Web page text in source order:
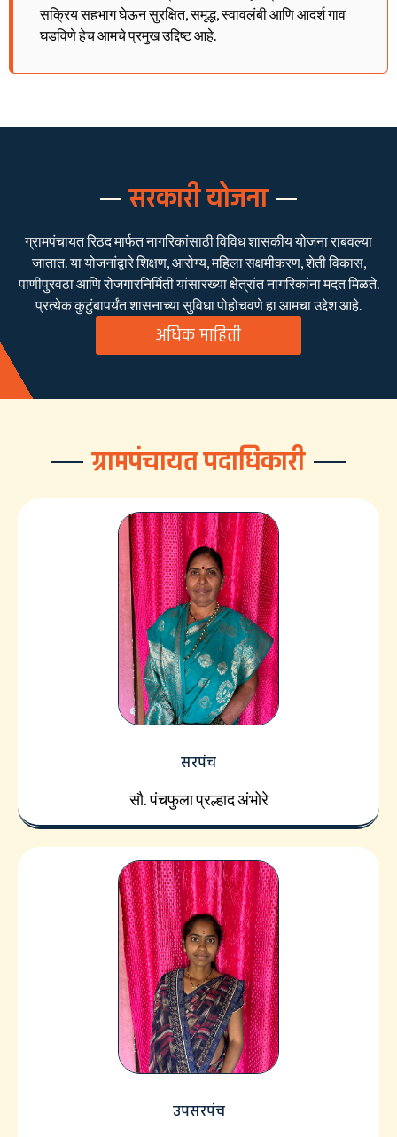
सक्रिय सहभाग घेऊन सुरक्षित, समृद्ध, स्वावलंबी आणि आदर्श गाव
घडविणे हेच आमचे प्रमुख उद्दिष्ट आहे.
सरकारी योजना
ग्रामपंचायत रिठद मार्फत नागरिकांसाठी विविध शासकीय योजना राबवल्या
जातात. या योजनांद्वारे शिक्षण, आरोग्य, महिला सक्षमीकरण, शेती विकास,
पाणीपुरवठा आणि रोजगारनिर्मिती यांसारख्या क्षेत्रांत नागरिकांना मदत मिळते.
प्रत्येक कुटुंबापर्यंत शासनाच्या सुविधा पोहोचवणे हा आमचा उद्देश आहे.
अधिक माहिती
ग्रामपंचायत पदाधिकारी
सरपंच
सौ. पंचफुला प्रल्हाद अंभोरे
उपसरपंच